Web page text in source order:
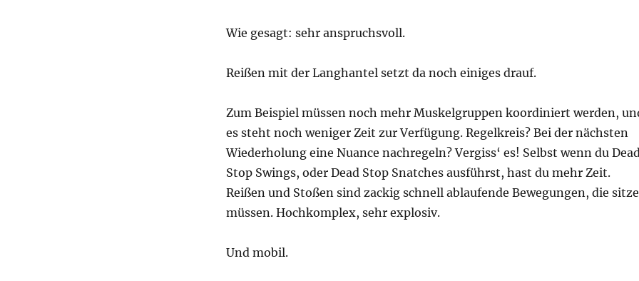
Wie gesagt: sehr anspruchsvoll.
Reißen mit der Langhantel setzt da noch einiges drauf.
Zum Beispiel müssen noch mehr Muskelgruppen koordiniert werden,
es steht noch weniger Zeit zur Verfügung. Regelkreis? Bei der nächsten
Wiederholung eine Nuance nachregeln? Vergiss‘ es! Selbst wenn du
Stop Swings, oder Dead Stop Snatches ausführst, hast du mehr Zeit.
Reißen und Stoßen sind zackig schnell ablaufende Bewegungen, die
müssen. Hochkomplex, sehr explosiv.
Und mobil.